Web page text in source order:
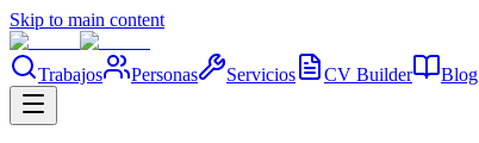
Skip to main content
Trabajos Personas Servicios CV Builder Blog